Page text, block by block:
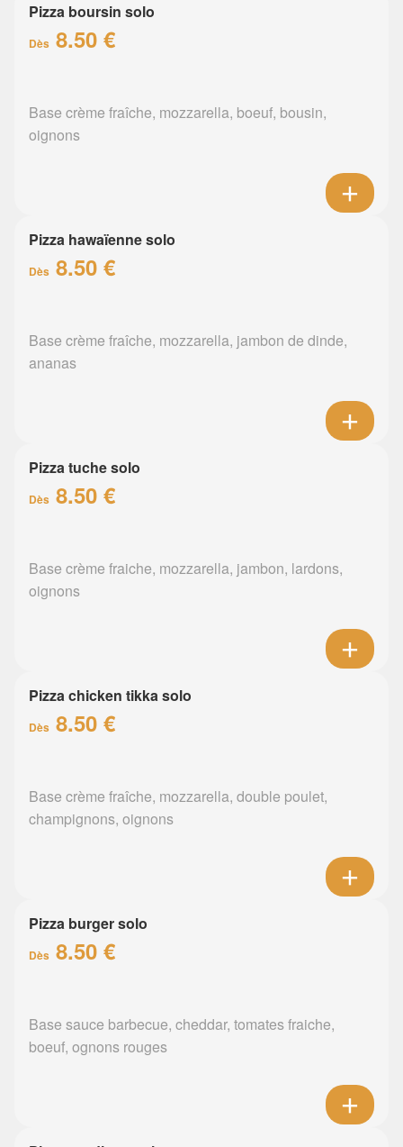
Pizza boursin solo
Dès 8.50 €
Base crème fraîche, mozzarella, boeuf, bousin,
oignons
Pizza hawaïenne solo
Dès 8.50 €
Base crème fraîche, mozzarella, jambon de dinde,
ananas
Pizza tuche solo
Dès 8.50 €
Base crème fraiche, mozzarella, jambon, lardons,
oignons
Pizza chicken tikka solo
Dès 8.50 €
Base crème fraîche, mozzarella, double poulet,
champignons, oignons
Pizza burger solo
Dès 8.50 €
Base sauce barbecue, cheddar, tomates fraiche,
boeuf, ognons rouges